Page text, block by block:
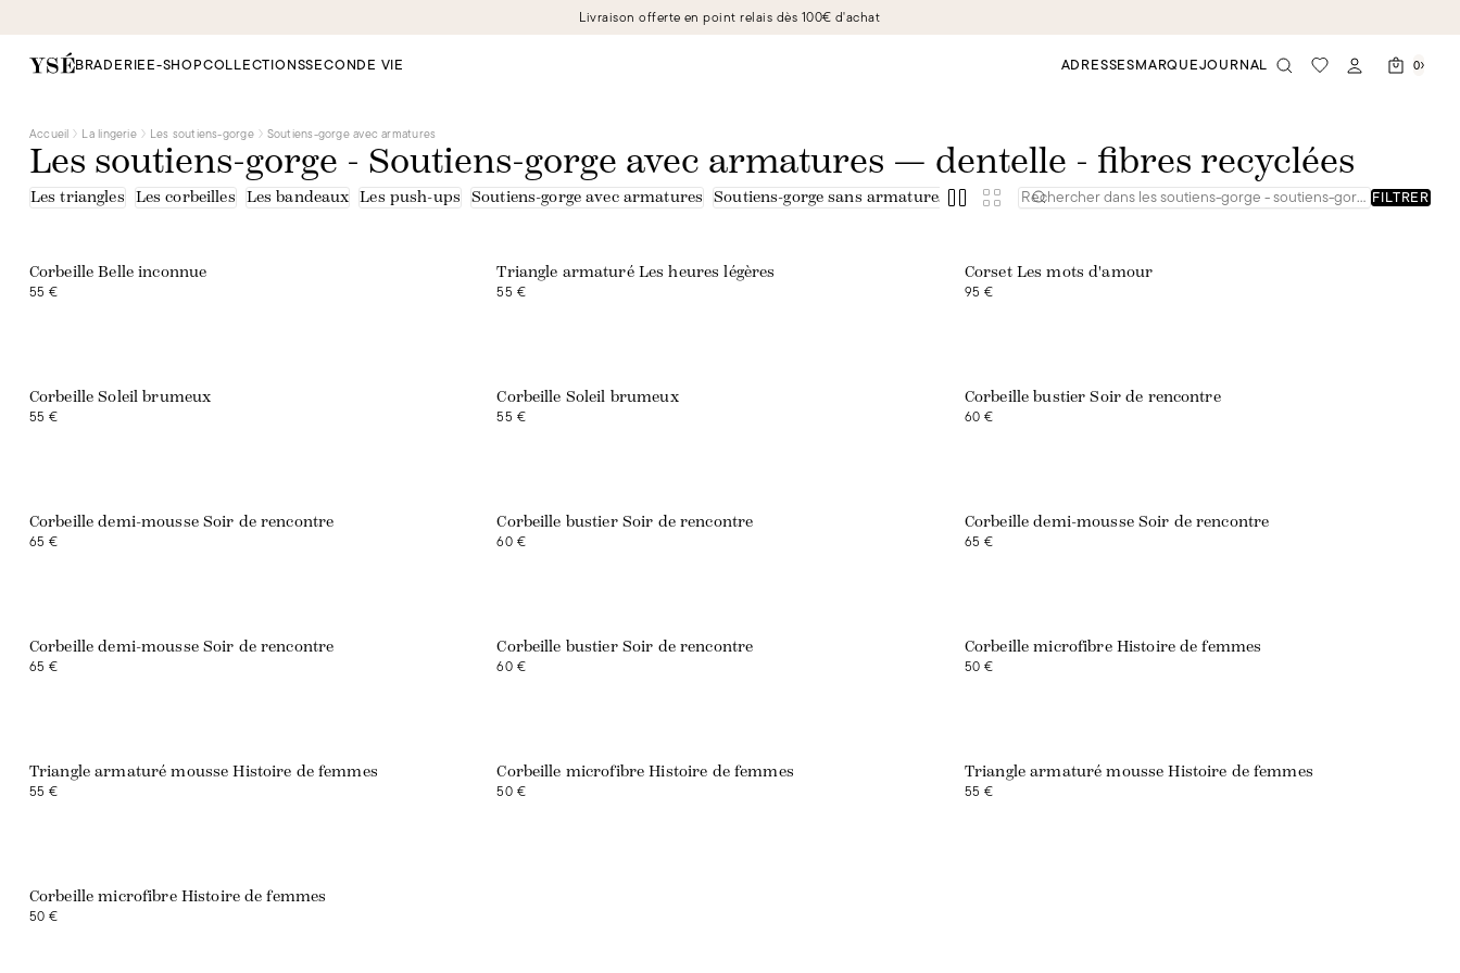
Livraison offerte en point relais dès 100€ d'achat
BRADERIEE-SHOPCOLLECTIONSSECONDE VIE ADRESSESMARQUEJOURNAL 0
Accueil La lingerie Les soutiens-gorge Soutiens-gorge avec armatures
Les soutiens-gorge - Soutiens-gorge avec armatures — dentelle - fibres recyclées
Les triangles Les corbeilles Les bandeaux Les push-ups Soutiens-gorge avec armatures Soutiens-gorge sans armatures FILTRER
Corbeille Belle inconnue
55 €
Triangle armaturé Les heures légères
55 €
Corset Les mots d'amour
95 €
Corbeille Soleil brumeux
55 €
Corbeille Soleil brumeux
55 €
Corbeille bustier Soir de rencontre
60 €
Corbeille demi-mousse Soir de rencontre
65 €
Corbeille bustier Soir de rencontre
60 €
Corbeille demi-mousse Soir de rencontre
65 €
Corbeille demi-mousse Soir de rencontre
65 €
Corbeille bustier Soir de rencontre
60 €
Corbeille microfibre Histoire de femmes
50 €
Triangle armaturé mousse Histoire de femmes
55 €
Corbeille microfibre Histoire de femmes
50 €
Triangle armaturé mousse Histoire de femmes
55 €
Corbeille microfibre Histoire de femmes
50 €